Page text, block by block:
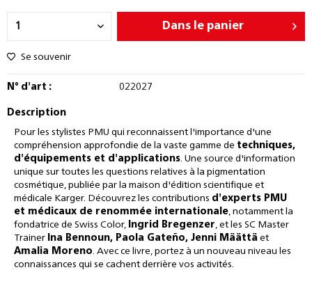
Dans le panier
Se souvenir
N° d'art : 022027
Description
Pour les stylistes PMU qui reconnaissent l'importance d'une
compréhension approfondie de la vaste gamme de techniques,
d'équipements et d'applications. Une source d'information
unique sur toutes les questions relatives à la pigmentation
cosmétique, publiée par la maison d'édition scientifique et
médicale Karger. Découvrez les contributions d'experts PMU
et médicaux de renommée internationale, notamment la
fondatrice de Swiss Color, Ingrid Bregenzer, et les SC Master
Trainer Ina Bennoun, Paola Gateño, Jenni Määttä et
Amalia Moreno. Avec ce livre, portez à un nouveau niveau les
connaissances qui se cachent derrière vos activités.